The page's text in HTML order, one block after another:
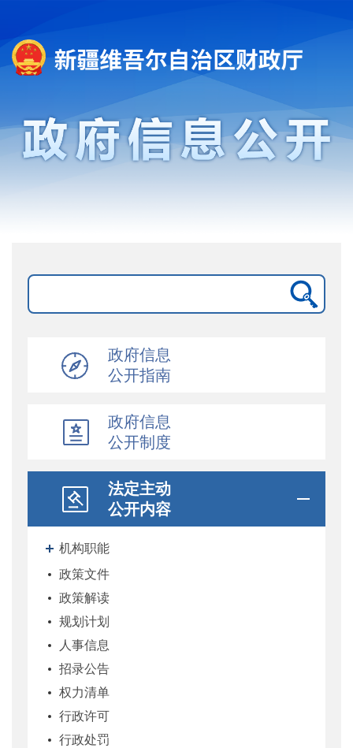
政府信息
公开指南
政府信息
公开制度
法定主动
公开内容
机构职能
政策文件
政策解读
规划计划
人事信息
招录公告
权力清单
行政许可
行政处罚